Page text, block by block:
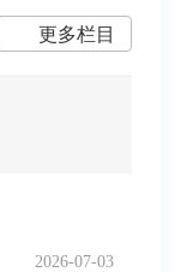
更多栏目
2026-07-03